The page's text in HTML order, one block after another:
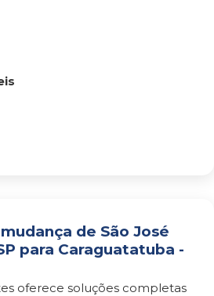
de São José
para Caraguatatuba -
oferece soluções completas